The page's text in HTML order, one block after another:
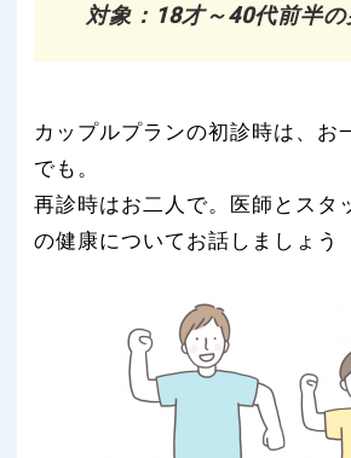
対象：18才～40代前半の
カップルプランの初診時は、お
でも。
再診時はお二人で。医師とスタ
の健康についてお話しましょう